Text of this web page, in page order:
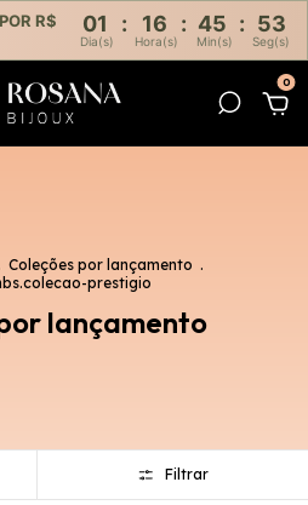
R$
01 : 16 : 45 : 52
Dia(s) Hora(s) Min(s) Seg(s)
0
Coleções por lançamento .
prestigio
lançamento
Filtrar